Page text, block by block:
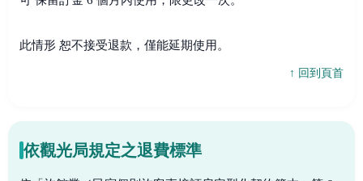
此情形 恕不接受退款，僅能延期使用。
↑ 回到頁首
依觀光局規定之退費標準